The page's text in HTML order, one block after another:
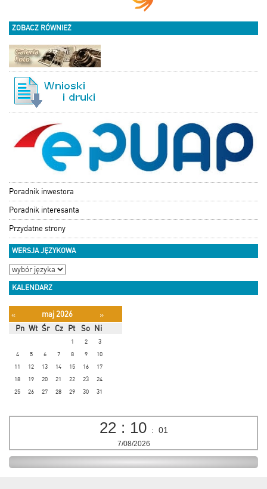
ZOBACZ RÓWNIEŻ
Poradnik inwestora
Poradnik interesanta
Przydatne strony
WERSJA JĘZYKOWA
KALENDARZ
« maj 2026
»
Pn Wt Śr Cz Pt So Ni
1 2
3
4
5 6 7 8 9
10
11
12 13 14 15 16
17
18
19 20 21 22 23
24
25
26 27 28 29 30 31
22 : 10 : 01
7/08/2026